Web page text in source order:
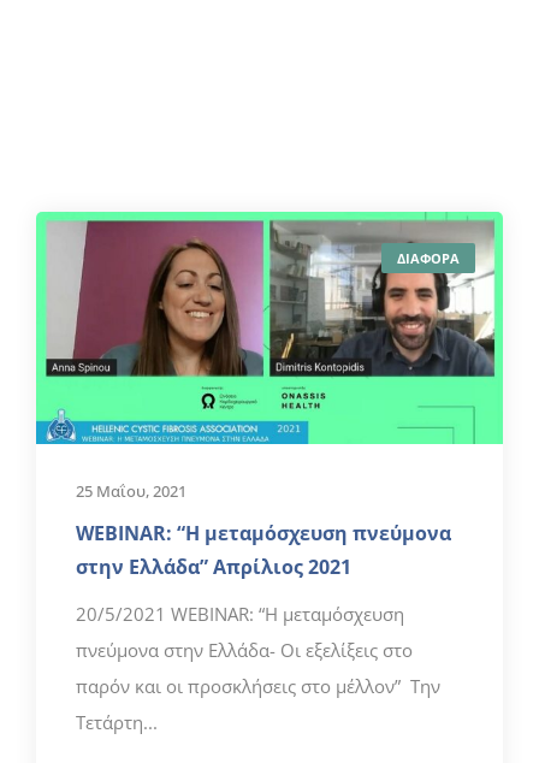
ΔΙΑΦΟΡΑ
25 Μαΐου, 2021
WEBINAR: “Η μεταμόσχευση πνεύμονα
στην Ελλάδα” Απρίλιος 2021
20/5/2021 WEBINAR: “H μεταμόσχευση
πνεύμονα στην Ελλάδα- Οι εξελίξεις στο
παρόν και οι προσκλήσεις στο μέλλον” Την
Τετάρτη...